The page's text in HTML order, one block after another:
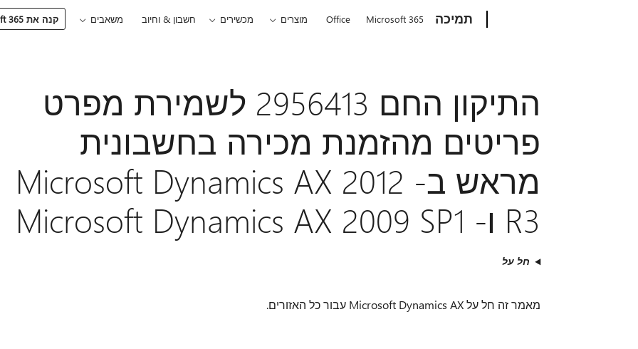
תמיכה Microsoft 365
Office מוצרים מכשירים חשבון & וחיוב משאבים קנה את Microsoft 365
התיקון החם 2956413 לשמירת מפרט
פריטים מהזמנת מכירה בחשבונית
מראש ב- Microsoft Dynamics AX 2012
R3 ו- Microsoft Dynamics AX 2009 SP1
חל על
מאמר זה חל על Microsoft Dynamics AX עבור כל האזורים.